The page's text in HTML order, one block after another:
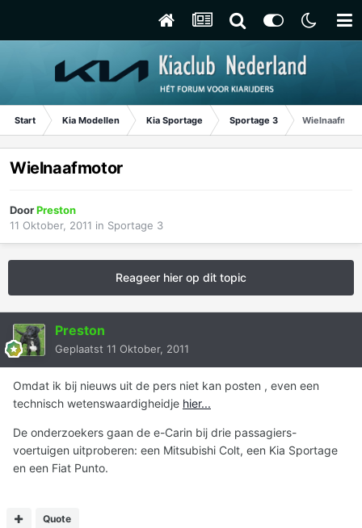
Start Kia Modellen Kia Sportage Sportage 3
Wielnaafmotor
DoorPreston
11 Oktober, 2011 in Sportage 3
Reageer hier op dit topic
Preston
Geplaatst 11 Oktober, 2011
Omdat ik bij nieuws uit de pers niet kan posten , even een
technisch wetenswaardigheidje hier...
De onderzoekers gaan de e-Carin bij drie passagiers-
voertuigen uitproberen: een Mitsubishi Colt, een Kia Sportage
en een Fiat Punto.
Quote